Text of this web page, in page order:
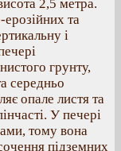
2,5 метра.
та
і
грунту,
середньо
опале листя та
У печері
тому вона
підземних